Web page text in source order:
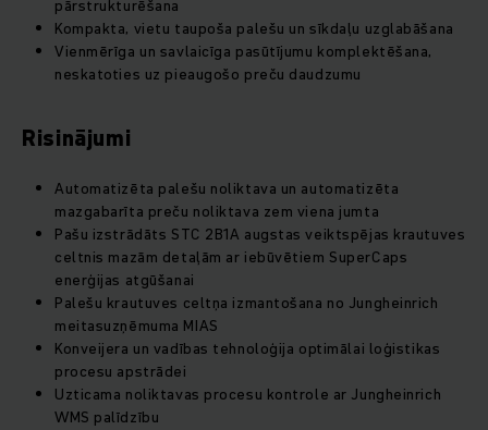
pārstrukturēšana
Kompakta, vietu taupoša palešu un sīkdaļu uzglabāšana
Vienmērīga un savlaicīga pasūtījumu komplektēšana,
neskatoties uz pieaugošo preču daudzumu
Risinājumi
Automatizēta palešu noliktava un automatizēta
mazgabarīta preču noliktava zem viena jumta
Pašu izstrādāts STC 2B1A augstas veiktspējas krautuves
celtnis mazām detaļām ar iebūvētiem SuperCaps
enerģijas atgūšanai
Palešu krautuves celtņa izmantošana no Jungheinrich
meitasuzņēmuma MIAS
Konveijera un vadības tehnoloģija optimālai loģistikas
procesu apstrādei
Uzticama noliktavas procesu kontrole ar Jungheinrich
WMS palīdzību